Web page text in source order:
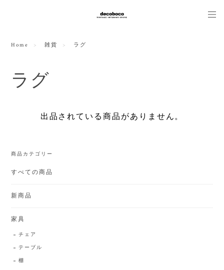
Home 雑貨 ラグ
ラグ
出品されている商品がありません。
商品カテゴリー
すべての商品
新商品
家具
チェア
テーブル
棚